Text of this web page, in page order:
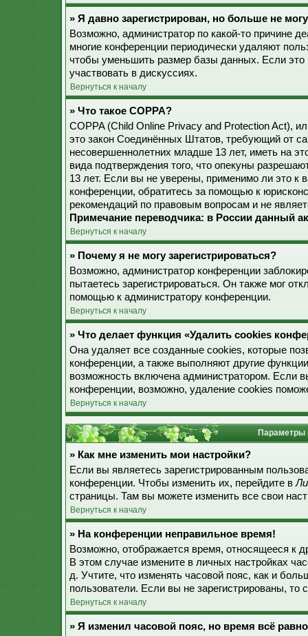
» Я давно зарегистрирован, но больше не
Возможно, администратор по какой-то причине
многие конференции периодически удаляют
чтобы уменьшить размер базы данных. Если это
участвовать в дискуссиях.
Вернуться к началу
» Что такое COPPA?
COPPA (Child Online Privacy and Protection Act),
это закон Соединённых Штатов, требующий от
несовершеннолетних младше 13 лет, иметь на
вида подтверждения того, что опекуны
13 лет. Если вы не уверены, применимо ли это к
конференции, обратитесь за помощью к
рекомендаций по правовым вопросам и не
Примечание переводчика: в России данный
Вернуться к началу
» Почему я не могу зарегистрироваться?
Возможно, администратор конференции
пытаетесь зарегистрироваться. Он также мог
помощью к администратору конференции.
Вернуться к началу
» Что делает функция «Удалить cookies
Она удаляет все созданные cookies, которые
конференции, а также выполняют другие
возможность включена администратором. Если
конференции, возможно, удаление cookies
Вернуться к началу
Параметры
» Как мне изменить мои настройки?
Если вы являетесь зарегистрированным
конференции. Чтобы изменить их, перейдите в
страницы. Там вы можете изменить все свои
Вернуться к началу
» На конференции неправильное время!
Возможно, отображается время, относящееся к
В этом случае измените в личных настройках
д. Учтите, что изменять часовой пояс, как и
пользователи. Если вы не зарегистрированы, то
Вернуться к началу
» Я изменил часовой пояс, но время всё